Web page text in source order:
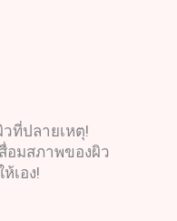
ที่ปลายเหตุ!
อมสภาพของผิว
เอง!